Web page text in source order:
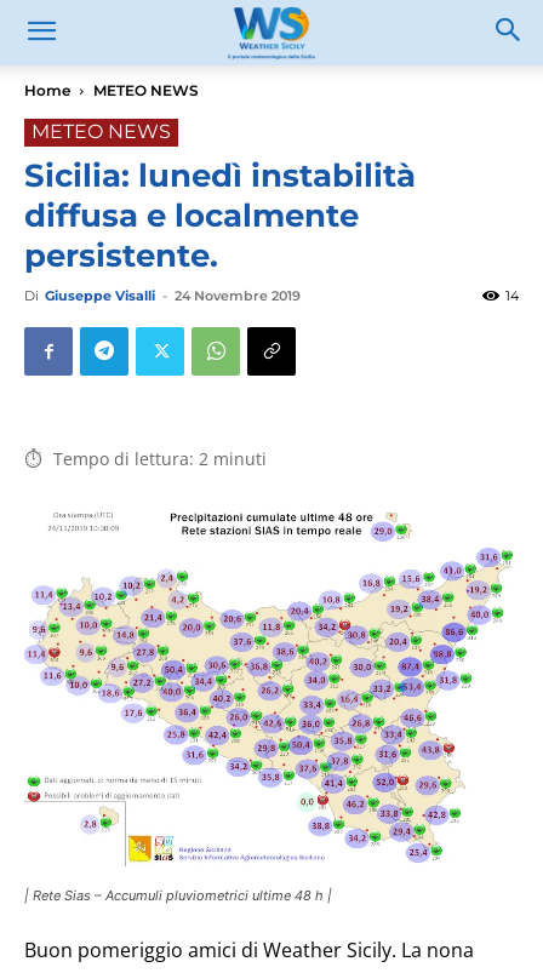
Home METEO NEWS
METEO NEWS
Sicilia: lunedì instabilità
diffusa e localmente
persistente.
Di Giuseppe Visalli - 24 Novembre 2019 14
Tempo di lettura: 2 minuti
| Rete Sias – Accumuli pluviometrici ultime 48 h |
Buon pomeriggio amici di Weather Sicily. La nona